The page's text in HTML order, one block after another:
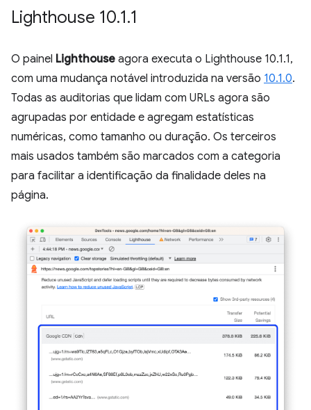
Lighthouse 10.1.1
O painel Lighthouse agora executa o Lighthouse 10.1.1,
com uma mudança notável introduzida na versão 10.1.0.
Todas as auditorias que lidam com URLs agora são
agrupadas por entidade e agregam estatísticas
numéricas, como tamanho ou duração. Os terceiros
mais usados também são marcados com a categoria
para facilitar a identificação da finalidade deles na
página.